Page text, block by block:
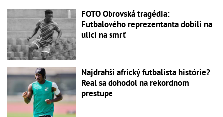
FOTO Obrovská tragédia:
Futbalového reprezentanta dobili na
ulici na smrť
Najdrahší africký futbalista histórie?
Real sa dohodol na rekordnom
prestupe